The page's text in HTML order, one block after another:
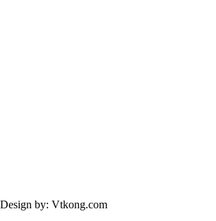
Design by: Vtkong.com